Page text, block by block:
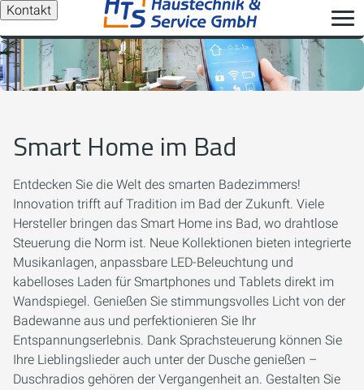
Kontakt
Smart Home im Bad
Entdecken Sie die Welt des smarten Badezimmers!
Innovation trifft auf Tradition im Bad der Zukunft. Viele
Hersteller bringen das Smart Home ins Bad, wo drahtlose
Steuerung die Norm ist. Neue Kollektionen bieten integrierte
Musikanlagen, anpassbare LED-Beleuchtung und
kabelloses Laden für Smartphones und Tablets direkt im
Wandspiegel. Genießen Sie stimmungsvolles Licht von der
Badewanne aus und perfektionieren Sie Ihr
Entspannungserlebnis. Dank Sprachsteuerung können Sie
Ihre Lieblingslieder auch unter der Dusche genießen –
Duschradios gehören der Vergangenheit an. Gestalten Sie